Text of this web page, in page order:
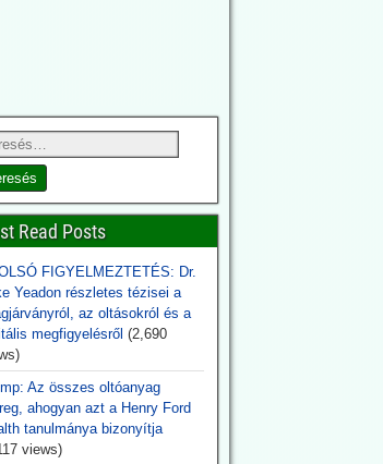
Read Posts
FIGYELMEZTETÉS: Dr.
Yeadon részletes tézisei a
az oltásokról és a
megfigyelésről (2,690
Az összes oltóanyag
ahogyan azt a Henry Ford
tanulmánya bizonyítja
views)